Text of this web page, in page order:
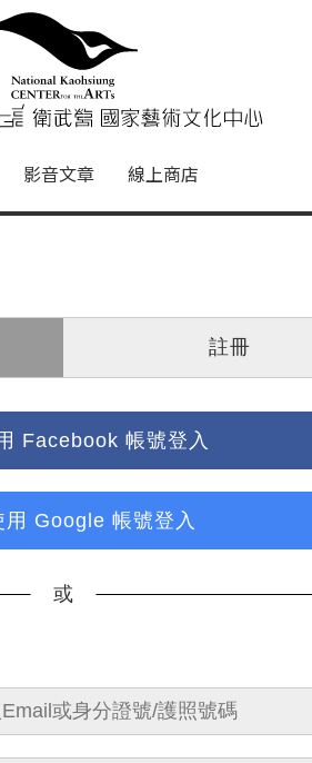
國家藝術文
影音文章 線上商店
註冊
Facebook 帳號登入
用 Google 帳號登入
或